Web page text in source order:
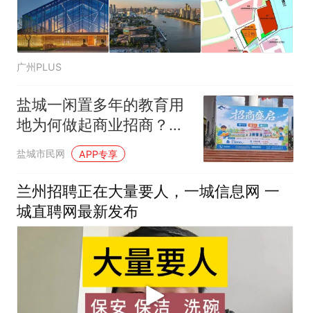
广州PLUS
盐城一闲置多年的教育用
地为何做起商业招商？土
地性质变更了吗？
盐城市民网 APP专享
兰州招聘正在大量要人，一城信息网 一
城直聘网最新发布